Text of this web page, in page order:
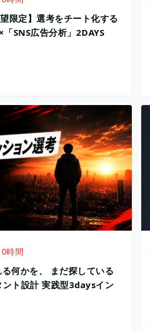
限定】選考をチート化する
SNS広告分析」2DAYS
0時間
る何かを、 まだ探している
ト設計 実践型3daysイン